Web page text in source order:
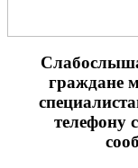
граждане